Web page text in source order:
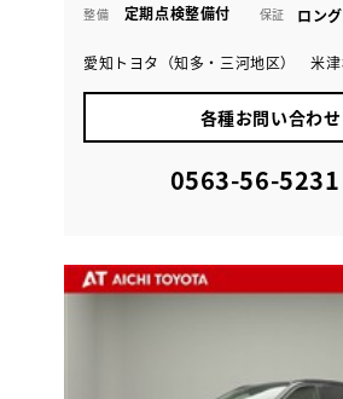
整備 定期点検整備付 保証 ロン
愛知トヨタ（知多・三河地区） 米
各種お問い合わせ
0563-56-5231